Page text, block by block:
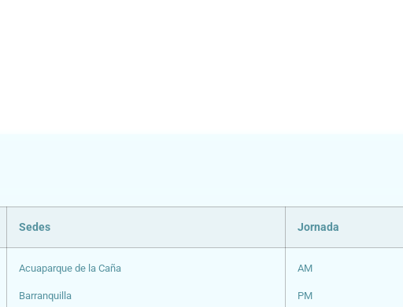
Sedes Jornada
Acuaparque de la Caña
Barranquilla
AM
PM